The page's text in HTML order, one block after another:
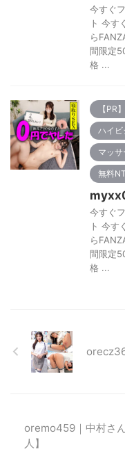
今すぐ
ト 今す
ら
間限定
格 ...
【PR】
ハイビ
マッ
無料
今すぐ
ト 今す
ら
間限定
格 ...
oremo459｜中村さ
人】